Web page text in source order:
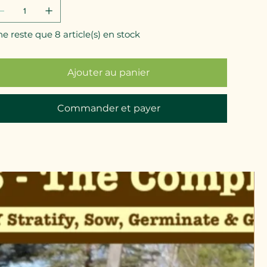
reste que 8 article(s) en stock
Ajouter au panier
Commander et payer